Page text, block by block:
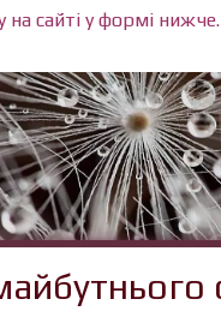
сайті у формі нижче.